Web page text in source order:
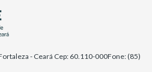
- Ceará Cep: 60.110-000Fone: (85)